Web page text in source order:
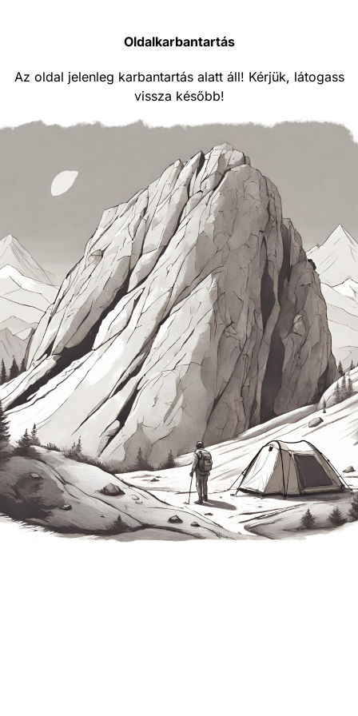
Oldalkarbantartás
Az oldal jelenleg karbantartás alatt áll! Kérjük, látogass
vissza később!